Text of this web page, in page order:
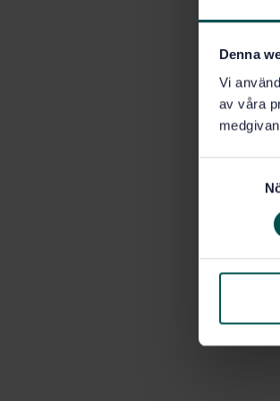
Denna
Vi
av våra
s